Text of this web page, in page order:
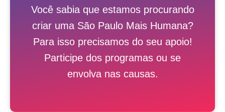
Você sabia que estamos procurando
criar uma São Paulo Mais Humana?
Para isso precisamos do seu apoio!
Participe dos programas ou se
envolva nas causas.